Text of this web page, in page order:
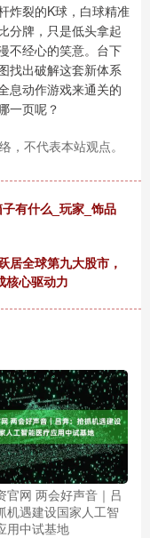
炸裂的K球，白球精准
分牌，只是低头拿起
不经心的笑意。台下
找出破解这套新体系
息动作游戏来通关的
一页呢？
，不代表本站观点。
有什么_玩家_饰品
居全球第九大股市，
核心驱动力
官网 两会好声音｜吕
机遇建设国家人工智
用中试基地